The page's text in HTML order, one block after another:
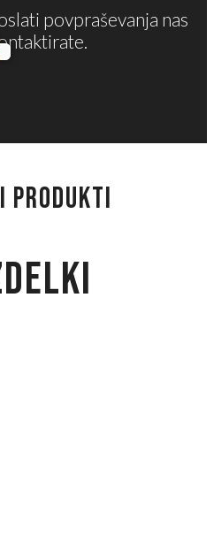
povpraševanja nas
PRODUKTI